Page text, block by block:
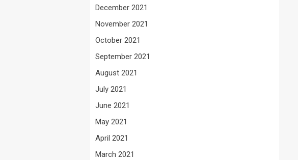
December 2021
November 2021
October 2021
September 2021
August 2021
July 2021
June 2021
May 2021
April 2021
March 2021